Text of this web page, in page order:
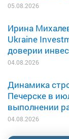
05.08.2026
Ирина
Ukraine
доверии
04.08.2026
Динамика
Печерске в
выполнении
04.08.2026